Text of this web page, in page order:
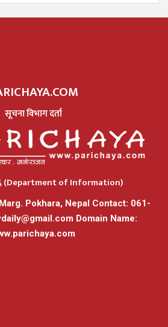
सूचना विभाग दर्ता
(Department of Information)
Pokhara, Nepal Contact: 061-
Domain Name: